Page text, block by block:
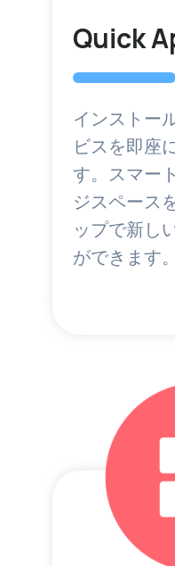
Quick
インストー
ビスを即座
す。スマー
ジスペース
ップで新し
ができます。